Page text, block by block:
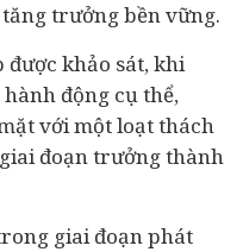
trưởng bền vững.
được khảo sát, khi
hành động cụ thể,
với một loạt thách
đoạn trưởng thành
giai đoạn phát